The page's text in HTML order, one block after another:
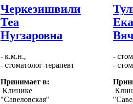
Черкезишвили
Теа
Нугзаровна
- к.м.н.,
- стоматолог-терапевт
Принимает в:
Клинике
"Савеловская"
-
-